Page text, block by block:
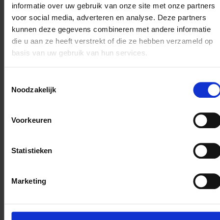
informatie over uw gebruik van onze site met onze partners
voor social media, adverteren en analyse. Deze partners
kunnen deze gegevens combineren met andere informatie
die u aan ze heeft verstrekt of die ze hebben verzameld op
basis van uw gebruik van hun services.
Noodzakelijk
Voorkeuren
Statistieken
Marketing
gekeken naar een ideale oplossing. Samenwerking en
collegialiteit kenmerken de sfeer binnen Dura
Vermeer Railinfra.
Wat neem je mee
minimaal over een technische mbo opleiding in de
4/WEB 4).
ProRail (alle 3 de disciplines Bovenleiding – Tractie
Kennis en toepassen van de NEN1010 – NEN3140 en
Je hebt ervaring opgedaan als